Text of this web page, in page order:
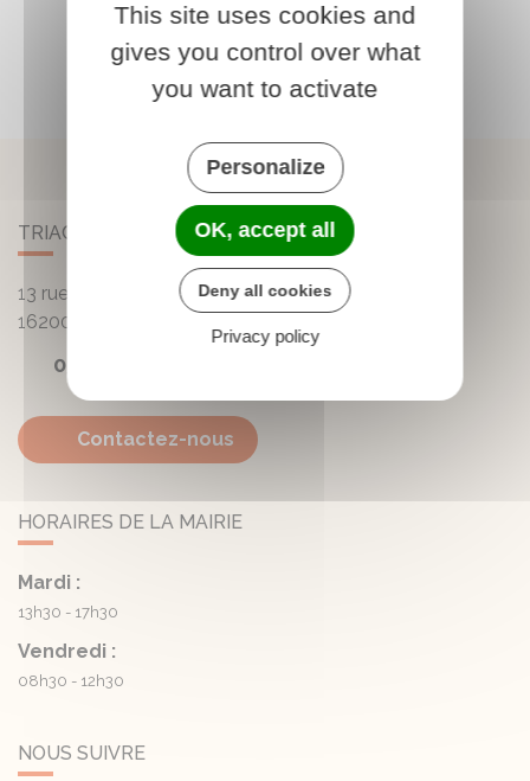
TRIAC-LAUTRAIT
13 rue de la Mairie - Lautrait
16200
05 45 81 05 41
Contactez-nous
HORAIRES DE LA MAIRIE
Mardi :
13h30 - 17h30
Vendredi :
08h30 - 12h30
NOUS SUIVRE
This site uses cookies and
gives you control over what
you want to activate
Personalize
OK, accept all
Deny all cookies
Privacy policy